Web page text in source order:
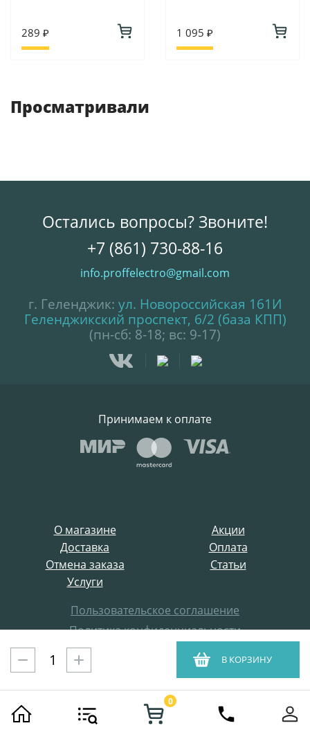
В КОРЗИНУ
289 ₽ 1 095 ₽
Просматривали
О магазине
Акции
Доставка
Оплата
Отмена заказа
Статьи
Услуги
Пользовательское соглашение
Политика конфиденциальности
Все права защищены
ProffElectro.ru © 2021
Остались вопросы? Звоните!
+7 (861) 730-88-16
info.proffelectro@gmail.com
г. Геленджик: ул. Новороссийская 161И
Геленджикский проспект, 6/2 (база КПП)
(пн-сб: 8-18; вс: 9-17)
Принимаем к оплате
0